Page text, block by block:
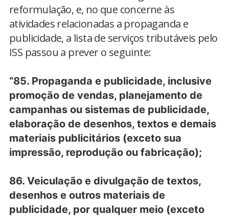
reformulação, e, no que concerne às
atividades relacionadas a propaganda e
publicidade, a lista de serviços tributáveis pelo
ISS passou a prever o seguinte:
“85. Propaganda e publicidade, inclusive
promoção de vendas, planejamento de
campanhas ou sistemas de publicidade,
elaboração de desenhos, textos e demais
materiais publicitários (exceto sua
impressão, reprodução ou fabricação);
86. Veiculação e divulgação de textos,
desenhos e outros materiais de
publicidade, por qualquer meio (exceto